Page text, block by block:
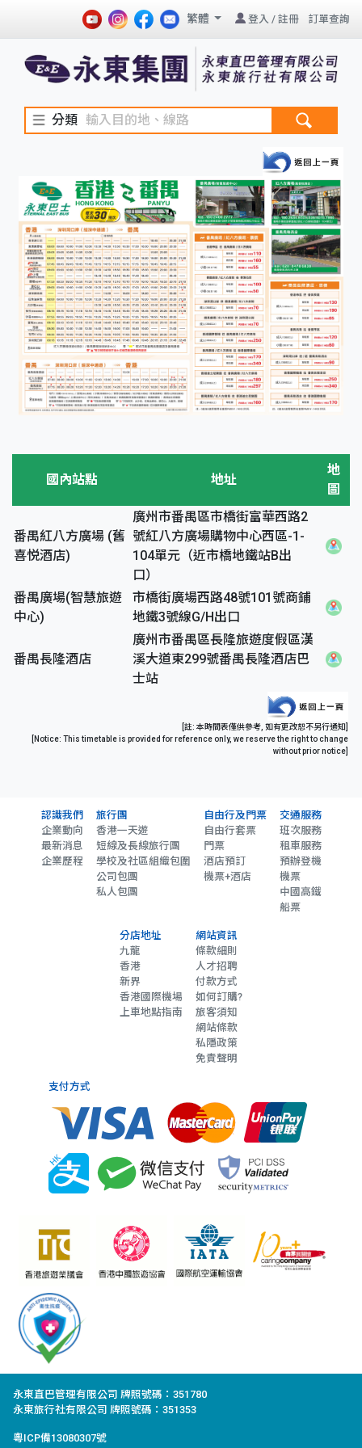
繁體 登入 / 註冊 訂單查詢
分類
國內站點 地址
地
圖
番禺紅八方廣場 (舊
喜悦酒店)
廣州市番禺區市橋街富華西路2
號紅八方廣場購物中心西區-1-
104單元（近市橋地鐵站B出
口）
番禺廣場(智慧旅遊
中心)
市橋街廣場西路48號101號商鋪
地鐵3號線G/H出口
番禺長隆酒店
廣州市番禺區長隆旅遊度假區漢
溪大道東299號番禺長隆酒店巴
士站
[註: 本時間表僅供參考, 如有更改恕不另行通知]
[Notice: This timetable is provided for reference only, we reserve the right to change
without prior notice]
認識我們
企業動向
最新消息
企業歷程
旅行團
香港一天遊
短線及長線旅行團
學校及社區組織包圍
公司包團
私人包團
自由行及門票
自由行套票
門票
酒店預訂
機票+酒店
交通服務
班次服務
租車服務
預辦登機
機票
中國高鐵
船票
分店地址
九龍
香港
新界
香港國際機場
上車地點指南
網站資訊
條款細則
人才招聘
付款方式
如何訂購?
旅客須知
網站條款
私隱政策
免責聲明
支付方式
永東直巴管理有限公司 牌照號碼：351780
永東旅行社有限公司 牌照號碼：351353
粵ICP備13080307號